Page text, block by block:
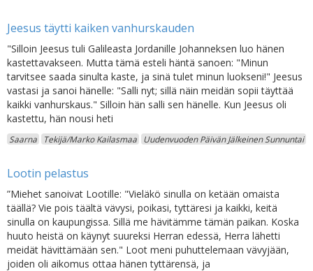
Jeesus täytti kaiken vanhurskauden
"Silloin Jeesus tuli Galileasta Jordanille Johanneksen luo hänen
kastettavakseen. Mutta tämä esteli häntä sanoen: "Minun
tarvitsee saada sinulta kaste, ja sinä tulet minun luokseni!" Jeesus
vastasi ja sanoi hänelle: "Salli nyt; sillä näin meidän sopii täyttää
kaikki vanhurskaus." Silloin hän salli sen hänelle. Kun Jeesus oli
kastettu, hän nousi heti
Saarna Tekijä/Marko Kailasmaa Uudenvuoden Päivän Jälkeinen Sunnuntai
Lootin pelastus
”Miehet sanoivat Lootille: "Vieläkö sinulla on ketään omaista
täällä? Vie pois täältä vävysi, poikasi, tyttäresi ja kaikki, keitä
sinulla on kaupungissa. Sillä me hävitämme tämän paikan. Koska
huuto heistä on käynyt suureksi Herran edessä, Herra lähetti
meidät hävittämään sen." Loot meni puhuttelemaan vävyjään,
joiden oli aikomus ottaa hänen tyttärensä, ja